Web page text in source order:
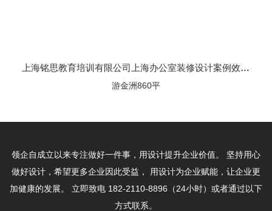
上海铭思教育培训有限公司上海办公室装修设计案例效果图
游金洲860平
领企自成立以来专注做好一件事，用设计提升企业价值。
坚持用心
做好设计，希望更多企业因此受益，
用设计为企业赋能，让企业更
加健康的发展。
立即致电 182-2110-8896（24小时）或者通过以下
方式联系。